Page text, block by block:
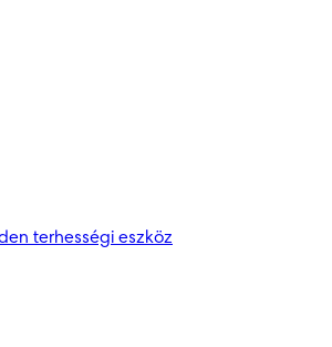
terhességi eszköz